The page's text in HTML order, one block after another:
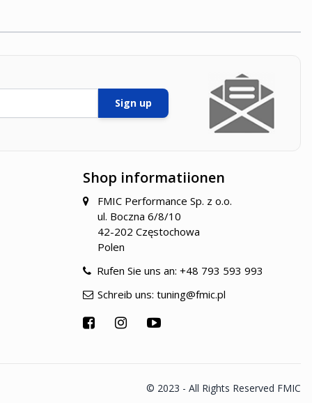
Sign up
Shop informatiionen
FMIC Performance Sp. z o.o.
ul. Boczna 6/8/10
42-202 Częstochowa
Polen
Rufen Sie uns an: +48 793 593 993
Schreib uns: tuning@fmic.pl
© 2023 - All Rights Reserved FMIC